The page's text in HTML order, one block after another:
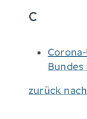
C
zurück